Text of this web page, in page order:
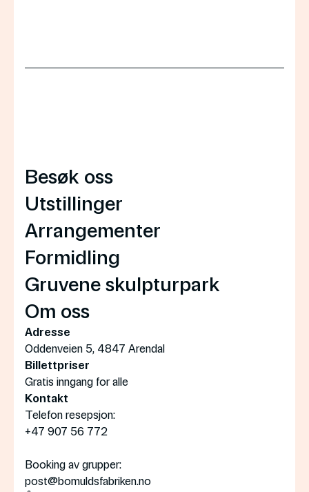
Besøk oss
Utstillinger
Arrangementer
Formidling
Gruvene skulpturpark
Om oss
Adresse
Oddenveien 5, 4847 Arendal
Billettpriser
Gratis inngang for alle
Kontakt
Telefon resepsjon:
+47 907 56 772
Booking av grupper:
post@bomuldsfabriken.no